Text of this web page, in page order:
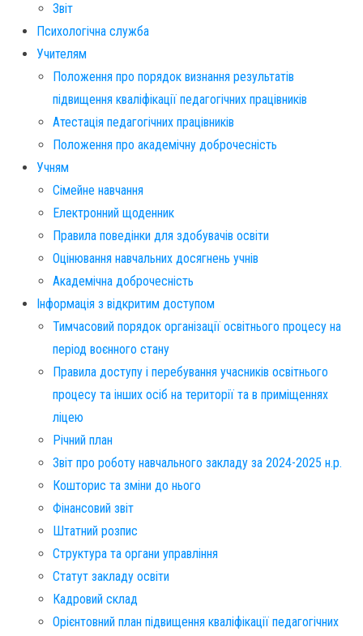
Звіт
Психологічна служба
Учителям
Положення про порядок визнання результатів
підвищення кваліфікації педагогічних працівників
Атестація педагогічних працівників
Положення про академічну доброчесність
Учням
Сімейне навчання
Електронний щоденник
Правила поведінки для здобувачів освіти
Оцінювання навчальних досягнень учнів
Академічна доброчесність
Інформація з відкритим доступом
Тимчасовий порядок організації освітнього процесу на
період воєнного стану
Правила доступу і перебування учасників освітнього
процесу та інших осіб на території та в приміщеннях
ліцею
Річний план
Звіт про роботу навчального закладу за 2024-2025 н.р.
Кошторис та зміни до нього
Фінансовий звіт​
Штатний розпис​
Структура та органи управління
Статут закладу освіти
Кадровий склад
Орієнтовний план підвищення кваліфікації педагогічних